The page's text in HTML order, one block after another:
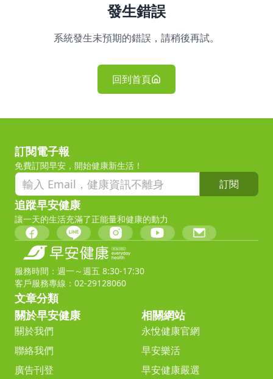
發生錯誤
系統發生未預期的錯誤，請稍後再試。
回到首頁
訂閱電子報
免費訂閱早安，開始健康新生活！
訂閱
追蹤早安健康
讓一天的生活充滿了正能量和健康的動力
服務時間：週一～週五 8:30-17:30
客戶服務專線：02-29128060
文章分類
關於早安健康
關於我們
聯絡我們
廣告刊登
相關網站
永悅健康官網
早安樂活
早安健康嚴選